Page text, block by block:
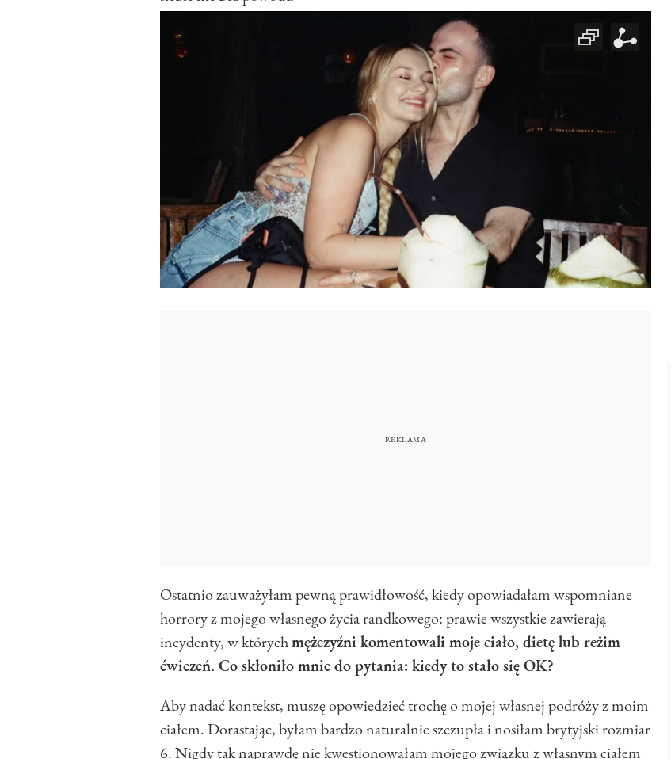
Ostatnio zauważyłam pewną prawidłowość, kiedy opowiadałam wspomniane
horrory z mojego własnego życia randkowego: prawie wszystkie zawierają
incydenty, w którychmężczyźni komentowali moje ciało, dietę lub reżim
ćwiczeń. Co skłoniło mnie do pytania: kiedy to stało się OK?
Aby nadać kontekst, muszę opowiedzieć trochę o mojej własnej podróży z moim
ciałem. Dorastając, byłam bardzo naturalnie szczupła i nosiłam brytyjski rozmiar
6. Nigdy tak naprawdę nie kwestionowałam mojego związku z własnym ciałem